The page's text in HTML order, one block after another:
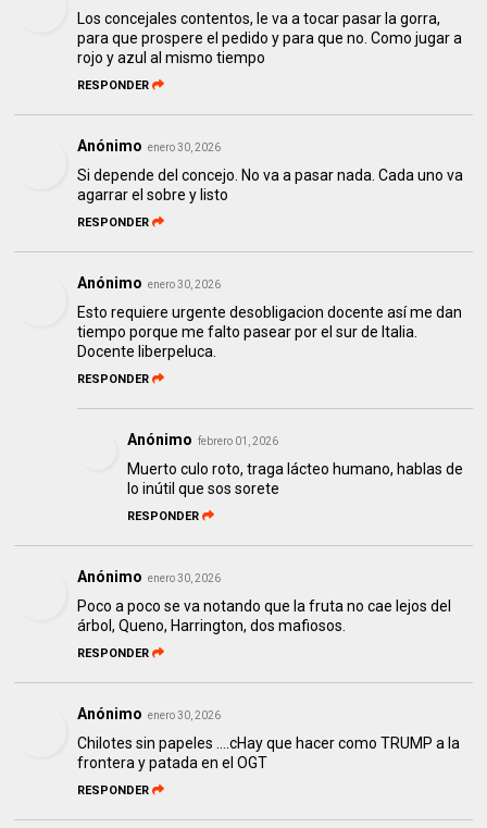
Los concejales contentos, le va a tocar pasar la gorra,
para que prospere el pedido y para que no. Como jugar a
rojo y azul al mismo tiempo
RESPONDER
Anónimo enero 30, 2026
Si depende del concejo. No va a pasar nada. Cada uno va
agarrar el sobre y listo
RESPONDER
Anónimo enero 30, 2026
Esto requiere urgente desobligacion docente así me dan
tiempo porque me falto pasear por el sur de Italia.
Docente liberpeluca.
RESPONDER
Anónimo febrero 01, 2026
Muerto culo roto, traga lácteo humano, hablas de
lo inútil que sos sorete
RESPONDER
Anónimo enero 30, 2026
Poco a poco se va notando que la fruta no cae lejos del
árbol, Queno, Harrington, dos mafiosos.
RESPONDER
Anónimo enero 30, 2026
Chilotes sin papeles ….cHay que hacer como TRUMP a la
frontera y patada en el OGT
RESPONDER